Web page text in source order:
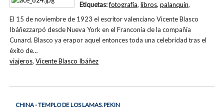
El 15 de noviembre de 1923 el escritor valenciano Vicente Blasco
Ibáñezzarpó desde Nueva York en el Franconia de la compañía
Cunard. Blasco ya erapor aquel entonces toda una celebridad tras el
éxito de…
Etiquetas:fotografía, libros, palanquín,
viajeros,Vicente Blasco Ibáñez
CHINA - TEMPLO DE LOS LAMAS. PEKIN